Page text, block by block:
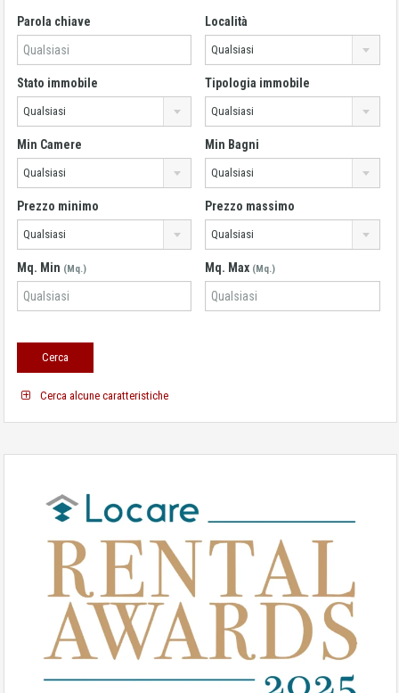
Parola chiave Località
Qualsiasi
Stato immobile
Qualsiasi
Tipologia immobile
Qualsiasi
Min Camere
Qualsiasi
Min Bagni
Qualsiasi
Prezzo minimo
Qualsiasi
Prezzo massimo
Qualsiasi
Mq. Min (Mq.) Mq. Max (Mq.)
Cerca alcune caratteristiche